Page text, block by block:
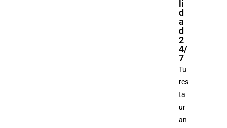
li
d
a
d
2
4/
7
Tu
res
ta
ur
an